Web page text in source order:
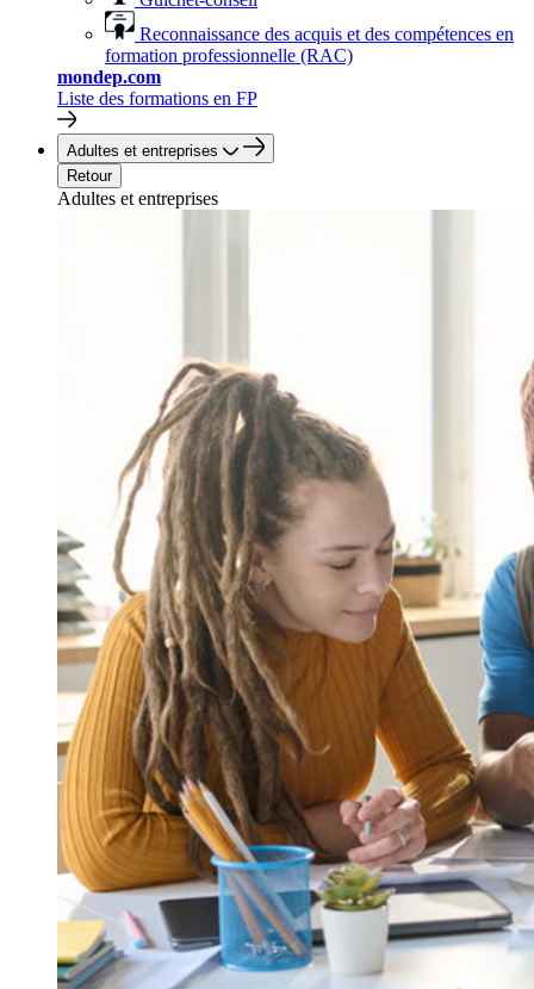
Reconnaissance des acquis et des compétences en
formation professionnelle (RAC)
mondep.com
Liste des formations en FP
Adultes et entreprises
Retour
Adultes et entreprises